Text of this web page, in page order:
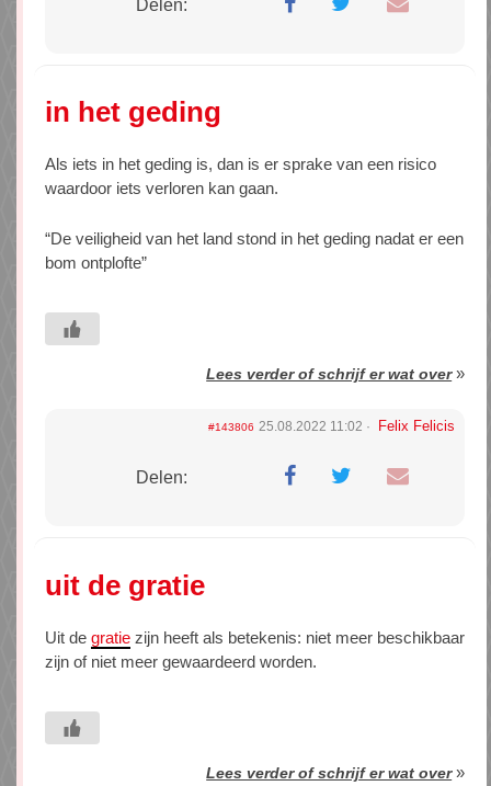
Delen:
in het geding
Als iets in het geding is, dan is er sprake van een risico
waardoor iets verloren kan gaan.
“De veiligheid van het land stond in het geding nadat er een
bom ontplofte”
Lees verder of schrijf er wat over»
#143806 25.08.2022 11:02 Felix Felicis
Delen:
uit de gratie
Uit de gratie zijn heeft als betekenis: niet meer beschikbaar
zijn of niet meer gewaardeerd worden.
Lees verder of schrijf er wat over»